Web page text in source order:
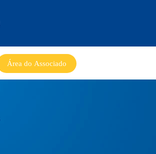
Área do Associado